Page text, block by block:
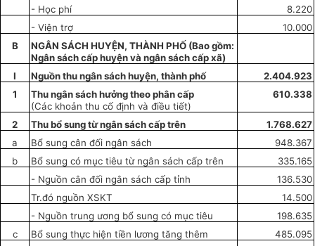
- Học phí
8.220
- Viện trợ
10.000
B
NGÂN SÁCH HUYỆN, THÀNH PHỐ (Bao gồm:
Ngân sách cấp huyện và ngân sách cấp xã)
I
Nguồn thu ngân sách huyện, thành phố
2.404.923
1
Thu ngân sách hưởng theo phân cấp
(Các khoản thu cố định và điều tiết)
610.338
2 Thu bổ sung từ ngân sách cấp trên
1.768.627
a
Bổ sung cân đối ngân sách
948.367
b
Bổ sung có mục tiêu từ ngân sách cấp trên
335.165
- Nguồn cân đối ngân sách cấp tỉnh
136.530
Tr.đó nguồn XSKT
14.500
- Nguồn trung ương bổ sung có mục tiêu
198.635
c
Bổ sung thực hiện tiền lương tăng thêm
485.095